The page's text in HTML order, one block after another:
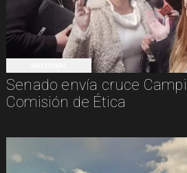
Senado envía cruce
Comisión de Ética